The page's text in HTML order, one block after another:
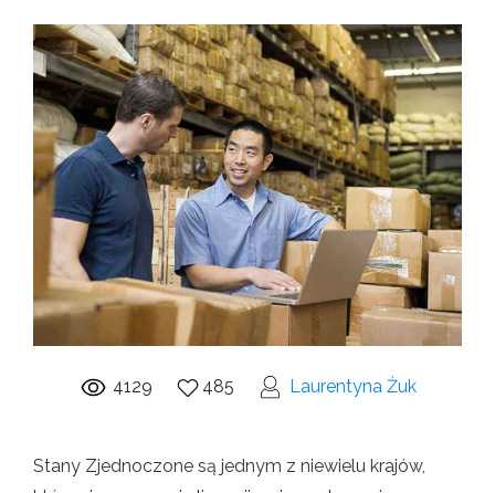
4129 485 Laurentyna Żuk
Stany Zjednoczone są jednym z niewielu krajów,